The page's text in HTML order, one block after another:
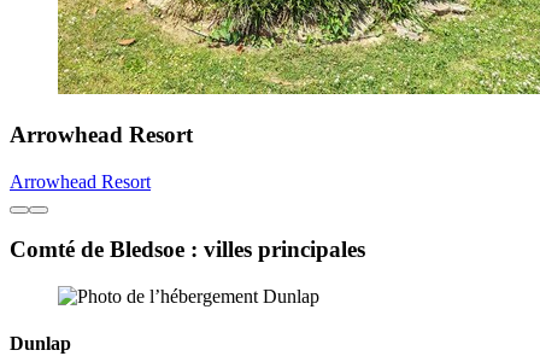
Arrowhead Resort
Arrowhead Resort
Comté de Bledsoe : villes principales
Dunlap